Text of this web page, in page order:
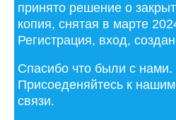
принято решение о
копия, снятая в марте
Регистрация, вход,
Спасибо что были с нами.
Присоеденяйтесь к
связи.